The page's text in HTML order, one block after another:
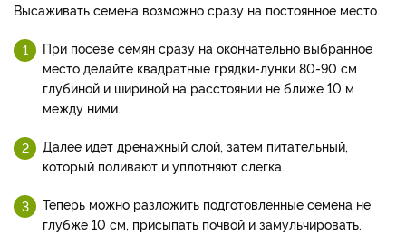
Высаживать семена возможно сразу на постоянное место.
При посеве семян сразу на окончательно выбранное
место делайте квадратные грядки-лунки 80-90 см
глубиной и шириной на расстоянии не ближе 10 м
между ними.
Далее идет дренажный слой, затем питательный,
который поливают и уплотняют слегка.
Теперь можно разложить подготовленные семена не
глубже 10 см, присыпать почвой и замульчировать.